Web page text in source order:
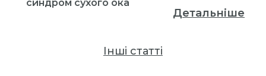
синдром сухого ока
Детальніше
Інші статті